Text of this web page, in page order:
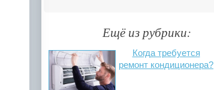
Ещё из рубрики:
Когда требуется
ремонт кондиционера?